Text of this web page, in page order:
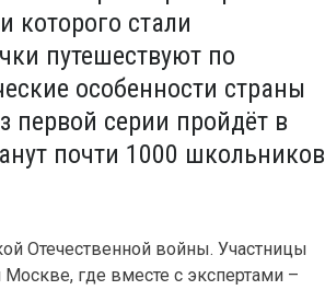
которого стали
путешествуют по
особенности страны
первой серии пройдёт в
почти 1000 школьников
Отечественной войны. Участницы
где вместе с экспертами –